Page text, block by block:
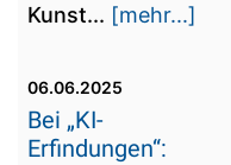
Kunst... [mehr...]
06.06.2025
Bei „KI-
Erfindungen“: